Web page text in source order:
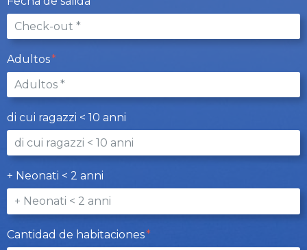
Adultos
di cui ragazzi < 10 anni
+ Neonati < 2 anni
Cantidad de habitaciones